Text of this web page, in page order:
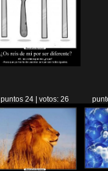
puntos 24 | votos: 26